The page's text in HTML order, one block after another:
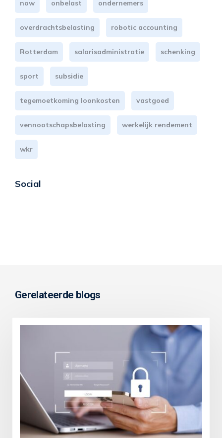
now onbelast ondernemers
overdrachtsbelasting robotic accounting
Rotterdam salarisadministratie schenking
sport subsidie
tegemoetkoming loonkosten vastgoed
vennootschapsbelasting werkelijk rendement
wkr
Social
Gerelateerde blogs